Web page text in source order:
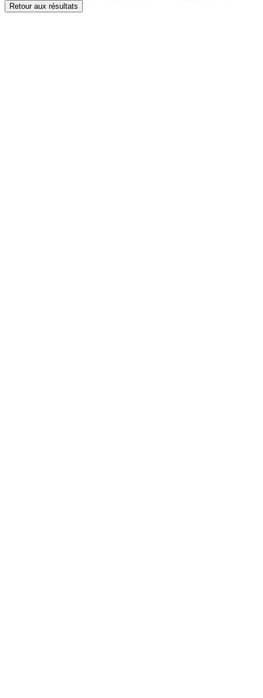
Retour aux résultats